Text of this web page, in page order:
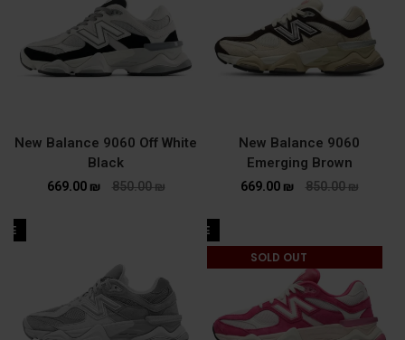
New Balance 9060
Emerging Brown
850.00₪
669.00 ₪
New Balance 9060 Off White
Black
850.00₪
669.00 ₪
SALE
SOLD OUT